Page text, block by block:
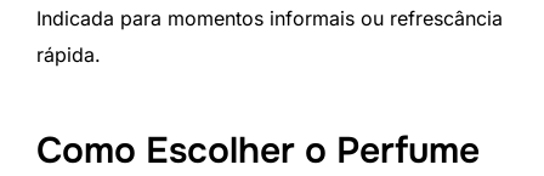
Indicada para momentos informais ou refrescância
rápida.
Como Escolher o Perfume